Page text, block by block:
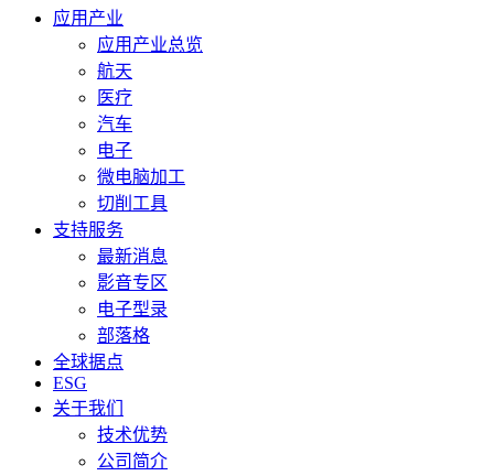
应用产业
应用产业总览
航天
医疗
汽车
电子
微电脑加工
切削工具
支持服务
最新消息
影音专区
电子型录
部落格
全球据点
ESG
关于我们
技术优势
公司简介